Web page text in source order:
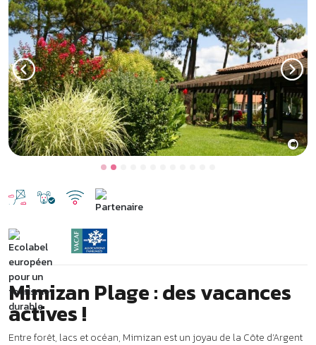
Mimizan Plage : des vacances
actives !
Entre forêt, lacs et océan, Mimizan est un joyau de la Côte d’Argent
et une destination idéale pour des vacances en bord de mer dans
les Landes. À 400 mètres des plages de l’océan Atlantique, le
village club Mimizan Plagepropose des hébergements
piscine extérieure chauffée et des animations pour toute la famille.
Profitez de votre séjour au village vacances ou
Mimizan Plage
balade à vélo sur les pistes cyclables, promenade dans la forêt
landaise sans oublier le marché nocturne de Mimizan tout l’été. En
famille ou entre amis, réservez votre séjour au camping ou au
village vacances Mimizan Plage
inoubliables dans les Landes !